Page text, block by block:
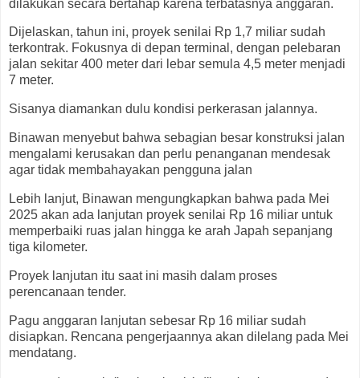
dilakukan secara bertahap karena terbatasnya anggaran.
Dijelaskan, tahun ini, proyek senilai Rp 1,7 miliar sudah
terkontrak. Fokusnya di depan terminal, dengan pelebaran
jalan sekitar 400 meter dari lebar semula 4,5 meter menjadi
7 meter.
Sisanya diamankan dulu kondisi perkerasan jalannya.
Binawan menyebut bahwa sebagian besar konstruksi jalan
mengalami kerusakan dan perlu penanganan mendesak
agar tidak membahayakan pengguna jalan
Lebih lanjut, Binawan mengungkapkan bahwa pada Mei
2025 akan ada lanjutan proyek senilai Rp 16 miliar untuk
memperbaiki ruas jalan hingga ke arah Japah sepanjang
tiga kilometer.
Proyek lanjutan itu saat ini masih dalam proses
perencanaan tender.
Pagu anggaran lanjutan sebesar Rp 16 miliar sudah
disiapkan. Rencana pengerjaannya akan dilelang pada Mei
mendatang.